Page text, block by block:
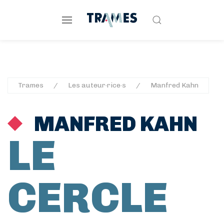
Trames Les auteur·rice·s Manfred Kahn
MANFRED KAHN
LE
CERCLE